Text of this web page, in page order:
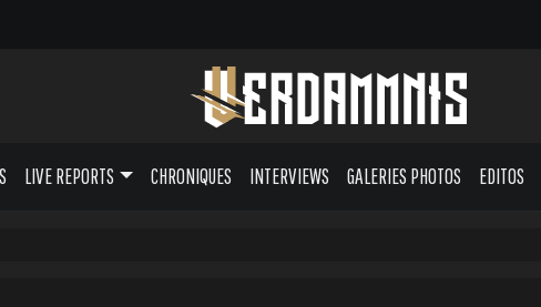
LIVE REPORTS CHRONIQUES INTERVIEWS GALERIES PHOTOS EDITOS